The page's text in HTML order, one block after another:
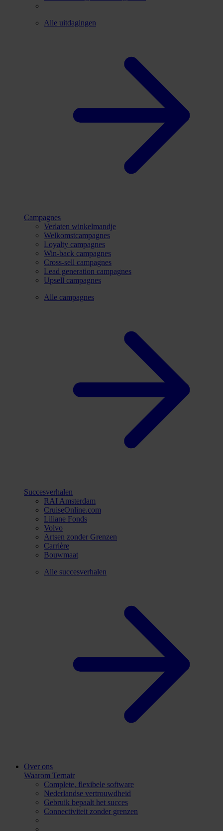
Alle uitdagingen
Campagnes
Verlaten winkelmandje
Welkomstcampagnes
Loyalty campagnes
Win-back campagnes
Cross-sell campagnes
Lead generation campagnes
Upsell campagnes
Alle campagnes
Succesverhalen
RAI Amsterdam
CruiseOnline.com
Liliane Fonds
Volvo
Artsen zonder Grenzen
Carrière
Bouwmaat
Alle succesverhalen
Over ons
Waarom Ternair
Complete, flexibele software
Nederlandse vertrouwdheid
Gebruik bepaalt het succes
Connectiviteit zonder grenzen